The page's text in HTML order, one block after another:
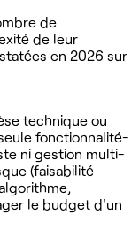
de
de leur
en 2026 sur
technique ou
fonctionnalité-
ni gestion multi-
(faisabilité
le budget d'un